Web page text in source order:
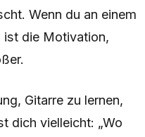
Wenn du an einem
ist die Motivation,
Gitarre zu lernen,
dich vielleicht: „Wo